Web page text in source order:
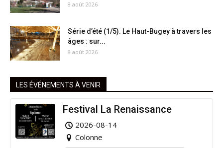
8 août 2026
Série d’été (1/5). Le Haut-Bugey à travers les
âges : sur...
8 août 2026
LES ÉVÉNEMENTS À VENIR
Festival La Renaissance
2026-08-14
Colonne